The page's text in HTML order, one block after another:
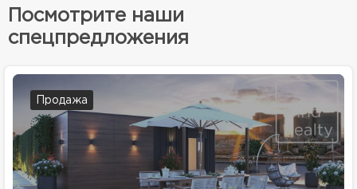
Посмотрите наши
спецпредложения
Продажа